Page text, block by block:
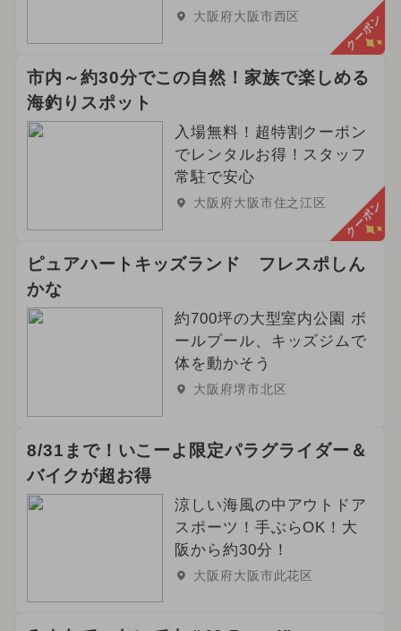
大阪府大阪市西区 クーポン
市内～約30分でこの自然！家族で楽しめる
海釣りスポット
入場無料！超特割クーポン
でレンタルお得！スタッフ
常駐で安心
大阪府大阪市住之江区 クーポン
ピュアハートキッズランド フレスポしん
かな
約700坪の大型室内公園 ボ
ールプール、キッズジムで
体を動かそう
大阪府堺市北区
8/31まで！いこーよ限定パラグライダー＆
バイクが超お得
涼しい海風の中アウトドア
スポーツ！手ぶらOK！大
阪から約30分！
大阪府大阪市此花区